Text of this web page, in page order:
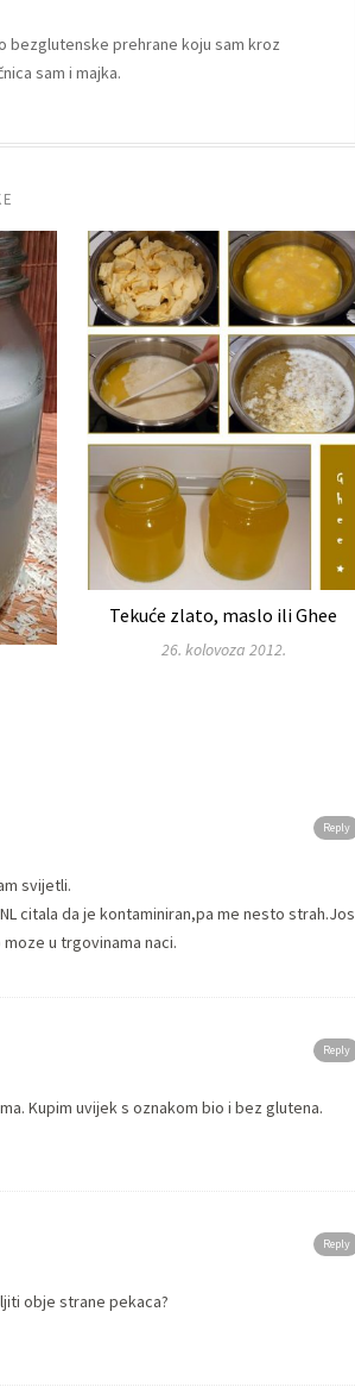
bezglutenske prehrane koju sam kroz
sam i majka.
Tekuće zlato, maslo ili Ghee
26. kolovoza 2012.
Reply
svijetli.
citala da je kontaminiran,pa me nesto strah.Jos
u trgovinama naci.
Reply
Kupim uvijek s oznakom bio i bez glutena.
Reply
obje strane pekaca?